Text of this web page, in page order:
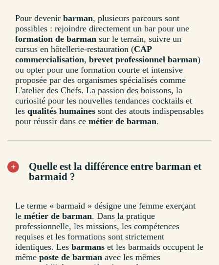
Pour devenir barman, plusieurs parcours sont
possibles : rejoindre directement un bar pour une
formation de barman sur le terrain, suivre un
cursus en hôtellerie-restauration (CAP
commercialisation, brevet professionnel barman)
ou opter pour une formation courte et intensive
proposée par des organismes spécialisés comme
L'atelier des Chefs. La passion des boissons, la
curiosité pour les nouvelles tendances cocktails et
les qualités humaines sont des atouts indispensables
pour réussir dans ce métier de barman.
Quelle est la différence entre barman et
barmaid ?
Le terme « barmaid » désigne une femme exerçant
le métier de barman. Dans la pratique
professionnelle, les missions, les compétences
requises et les formations sont strictement
identiques. Les barmans et les barmaids occupent le
même poste de barman avec les mêmes